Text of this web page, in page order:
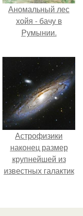
Аномальный лес
хойя - бачу в
Румынии.
Астрофизики
наконец размер
крупнейшей из
известных галактик